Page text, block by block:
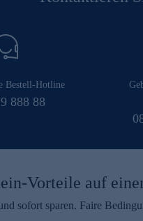
Bestell-Hotline
888 88
Vorteile auf
sofort sparen. Faire